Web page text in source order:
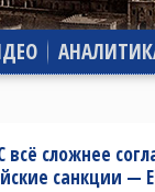
всё сложнее
санкции —